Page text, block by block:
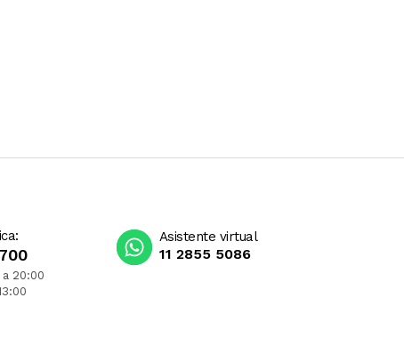
a 20:00
Asistente virtual
11 2855 5086